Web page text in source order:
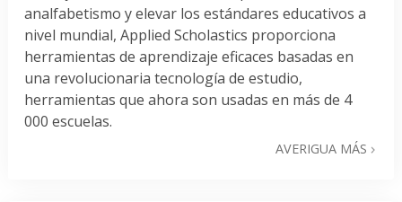
analfabetismo y elevar los estándares educativos a
nivel mundial, Applied Scholastics proporciona
herramientas de aprendizaje eficaces basadas en
una revolucionaria tecnología de estudio,
herramientas que ahora son usadas en más de 4
000 escuelas.
AVERIGUA MÁS